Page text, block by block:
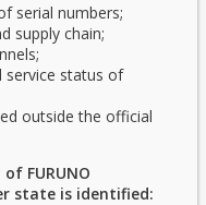
serial numbers;
supply chain;
service status of
outside the official
FURUNO
state is identified: